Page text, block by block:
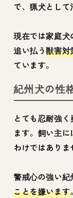
で、猟犬として
現在では家庭
追い払う獣害対
ています。
紀州犬の性
とても忍耐強
ます。飼い主
わけではありま
警戒心の強い紀
ことを嫌います